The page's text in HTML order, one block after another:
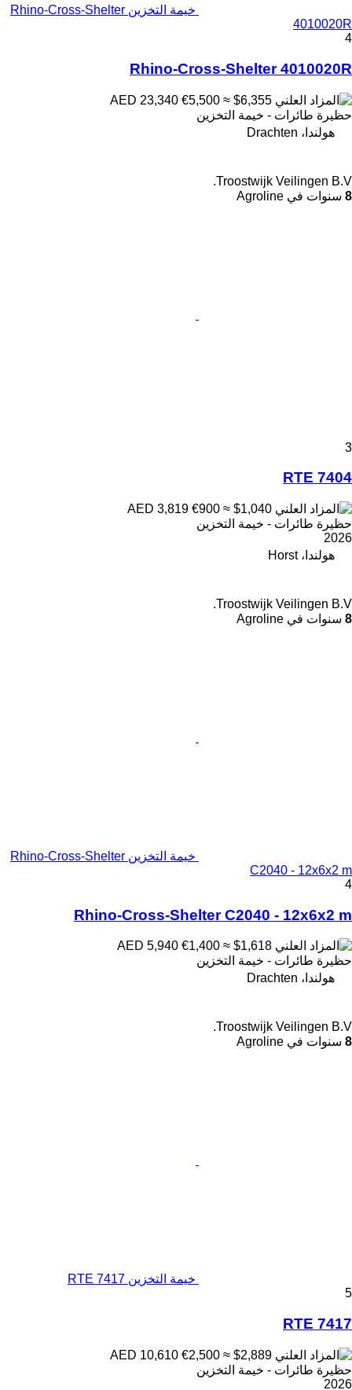
خيمة التخزين Rhino-Cross-Shelter
4010020R
4
Rhino-Cross-Shelter 4010020R
€5,500 ≈ $6,355
حظيرة طائرات - خيمة التخزين
هولندا، Drachten
Troostwijk Veilingen B.V.
8 سنوات في Agroline
3
RTE 7404
€900 ≈ $1,040
حظيرة طائرات - خيمة التخزين
2026
هولندا، Horst
Troostwijk Veilingen B.V.
8 سنوات في Agroline
خيمة التخزين Rhino-Cross-Shelter
C2040 - 12x6x2 m
4
Rhino-Cross-Shelter C2040 - 12x6x2 m
€1,400 ≈ $1,618
حظيرة طائرات - خيمة التخزين
هولندا، Drachten
Troostwijk Veilingen B.V.
8 سنوات في Agroline
خيمة التخزين RTE 7417
5
RTE 7417
€2,500 ≈ $2,889
حظيرة طائرات - خيمة التخزين
2026